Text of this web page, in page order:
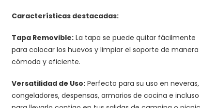
Características destacadas:
Tapa Removible: La tapa se puede quitar fácilmente
para colocar los huevos y limpiar el soporte de manera
cómoda y eficiente.
Versatilidad de Uso: Perfecto para su uso en neveras,
congeladores, despensas, armarios de cocina e incluso